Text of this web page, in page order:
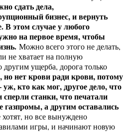
сдать дела,
бизнес, и вернуть
В этом случае у любого
на первое время, чтобы
Можно всего этого не делать,
не хватает на полную
ущерба, дорога только
но нет крови ради крови, потому
кто как мог, другое дело, что
станки, что печатали
а другим оставались
хотят, но все вынуждено
игры, и начинают новую